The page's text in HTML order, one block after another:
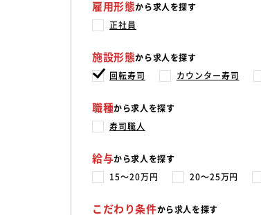
雇用形態から求人を探す
正社員
施設形態から求人を探す
回転寿司 カウンター寿司
職種から求人を探す
寿司職人
給与から求人を探す
15〜20万円 20〜25万円
こだわり条件から求人を探す